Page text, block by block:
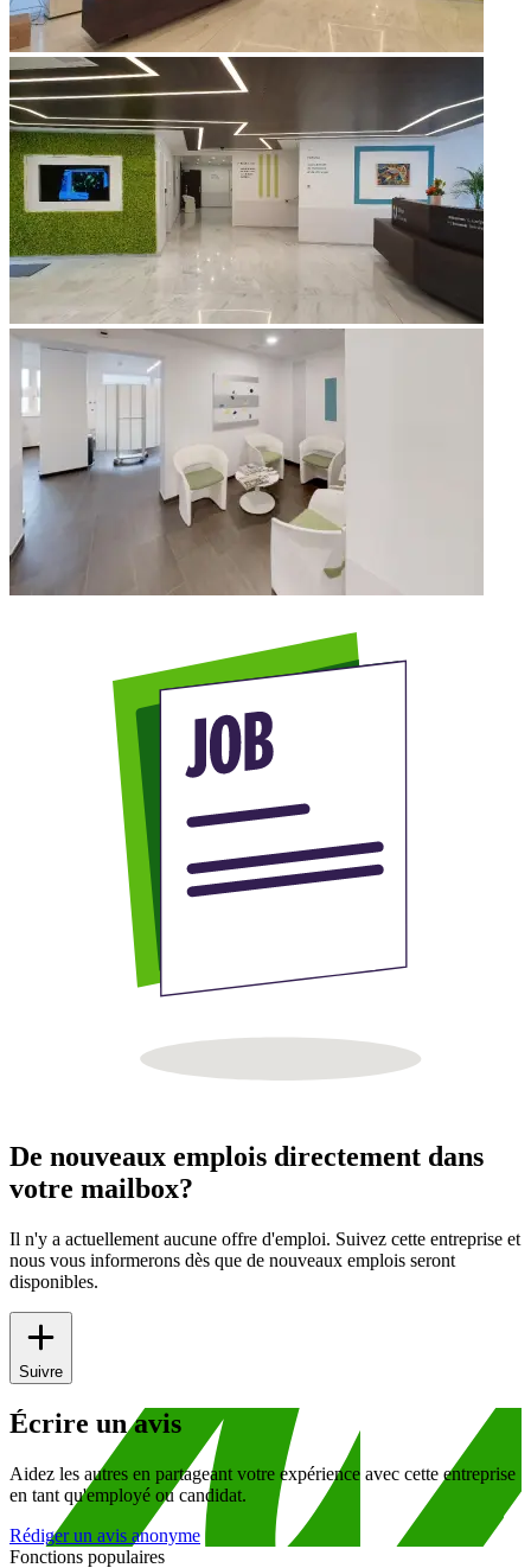
De nouveaux emplois directement dans
votre mailbox?
Il n'y a actuellement aucune offre d'emploi. Suivez cette entreprise et
nous vous informerons dès que de nouveaux emplois seront
disponibles.
Suivre
Écrire un avis
Aidez les autres en partageant votre expérience avec cette entreprise
en tant qu'employé ou candidat.
Rédiger un avis anonyme
Fonctions populaires